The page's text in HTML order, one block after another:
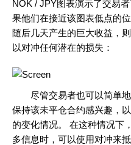
NOK / JPY图表演示了交易
果他们在接近该图表低点的
随后几天产生的巨大收益，
以对冲任何潜在的损失：
尽管交易者也可以简单地
保持该未平仓合约感兴趣，
的变化情况。 在这种情况下
多信息时，可以使用对冲来